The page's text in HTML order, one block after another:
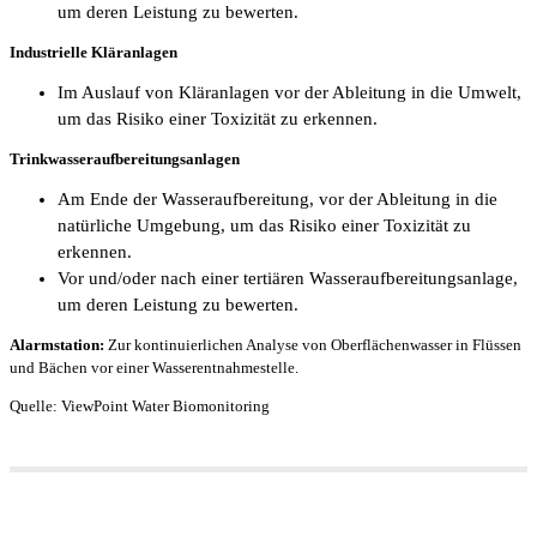
um deren Leistung zu bewerten.
Industrielle Kläranlagen
Im Auslauf von Kläranlagen vor der Ableitung in die Umwelt,
um das Risiko einer Toxizität zu erkennen.
Trinkwasseraufbereitungsanlagen
Am Ende der Wasseraufbereitung, vor der Ableitung in die
natürliche Umgebung, um das Risiko einer Toxizität zu
erkennen.
Vor und/oder nach einer tertiären Wasseraufbereitungsanlage,
um deren Leistung zu bewerten.
Alarmstation: Zur kontinuierlichen Analyse von Oberflächenwasser in Flüssen
und Bächen vor einer Wasserentnahmestelle.
Quelle: ViewPoint Water Biomonitoring